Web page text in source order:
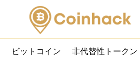
ビットコイン 非代替性トークン